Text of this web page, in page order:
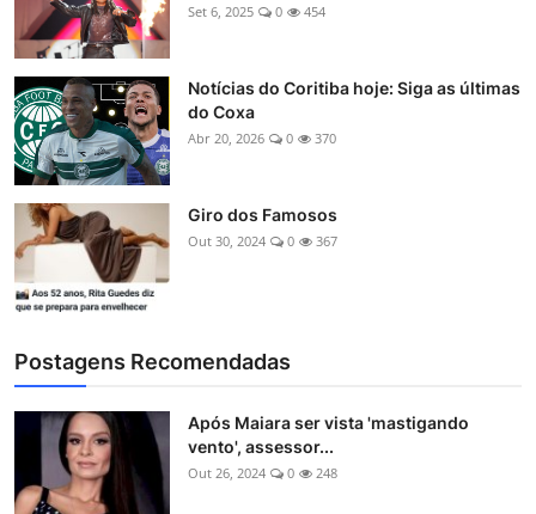
Set 6, 2025 0 454
Notícias do Coritiba hoje: Siga as últimas
do Coxa
Abr 20, 2026 0 370
Giro dos Famosos
Out 30, 2024 0 367
Postagens Recomendadas
Após Maiara ser vista 'mastigando
vento', assessor...
Out 26, 2024 0 248